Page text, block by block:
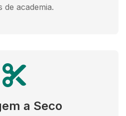
de academia.
a Seco